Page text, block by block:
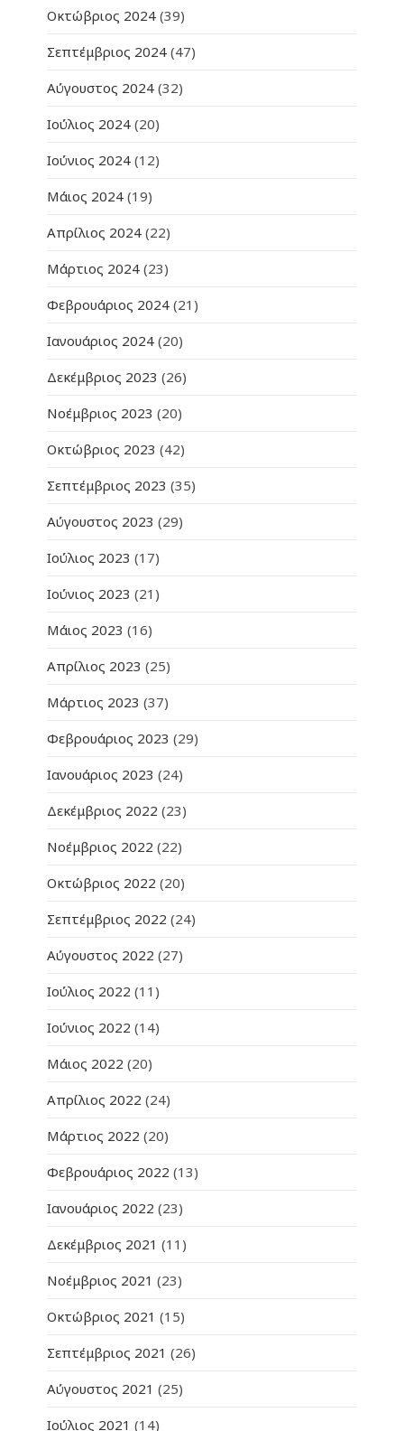
Οκτώβριος 2024 (39)
Σεπτέμβριος 2024 (47)
Αύγουστος 2024 (32)
Ιούλιος 2024 (20)
Ιούνιος 2024 (12)
Μάιος 2024 (19)
Απρίλιος 2024 (22)
Μάρτιος 2024 (23)
Φεβρουάριος 2024 (21)
Ιανουάριος 2024 (20)
Δεκέμβριος 2023 (26)
Νοέμβριος 2023 (20)
Οκτώβριος 2023 (42)
Σεπτέμβριος 2023 (35)
Αύγουστος 2023 (29)
Ιούλιος 2023 (17)
Ιούνιος 2023 (21)
Μάιος 2023 (16)
Απρίλιος 2023 (25)
Μάρτιος 2023 (37)
Φεβρουάριος 2023 (29)
Ιανουάριος 2023 (24)
Δεκέμβριος 2022 (23)
Νοέμβριος 2022 (22)
Οκτώβριος 2022 (20)
Σεπτέμβριος 2022 (24)
Αύγουστος 2022 (27)
Ιούλιος 2022 (11)
Ιούνιος 2022 (14)
Μάιος 2022 (20)
Απρίλιος 2022 (24)
Μάρτιος 2022 (20)
Φεβρουάριος 2022 (13)
Ιανουάριος 2022 (23)
Δεκέμβριος 2021 (11)
Νοέμβριος 2021 (23)
Οκτώβριος 2021 (15)
Σεπτέμβριος 2021 (26)
Αύγουστος 2021 (25)
Ιούλιος 2021 (14)